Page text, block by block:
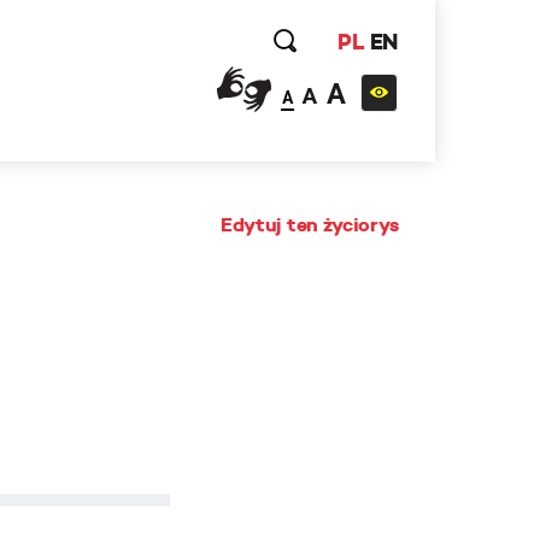
PL EN
A A A
Edytuj ten życiorys